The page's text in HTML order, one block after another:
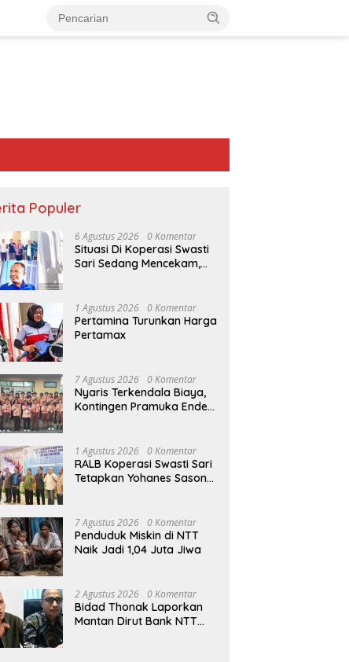
Populer
6 Agustus 2026 0 Komentar
Situasi Di Koperasi Swasti
Sari Sedang Mencekam,
1 Agustus 2026 0 Komentar
Pertamina Turunkan Harga
Pertamax
7 Agustus 2026 0 Komentar
Nyaris Terkendala Biaya,
Kontingen Pramuka Ende
Jakarta
1 Agustus 2026 0 Komentar
RALB Koperasi Swasti Sari
Tetapkan Yohanes Sason
7 Agustus 2026 0 Komentar
Penduduk Miskin di NTT
Naik Jadi 1,04 Juta Jiwa
2 Agustus 2026 0 Komentar
Bidad Thonak Laporkan
Mantan Dirut Bank NTT